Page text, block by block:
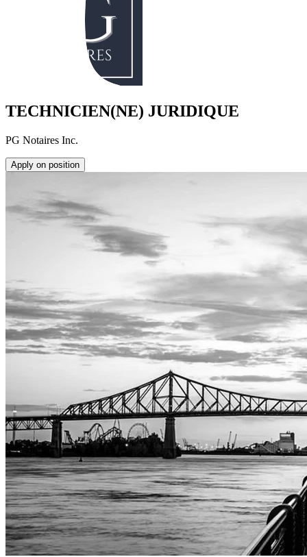
TECHNICIEN(NE) JURIDIQUE
PG Notaires Inc.
Apply on position